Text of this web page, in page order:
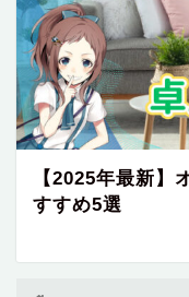
【2025年最新】
すすめ5選